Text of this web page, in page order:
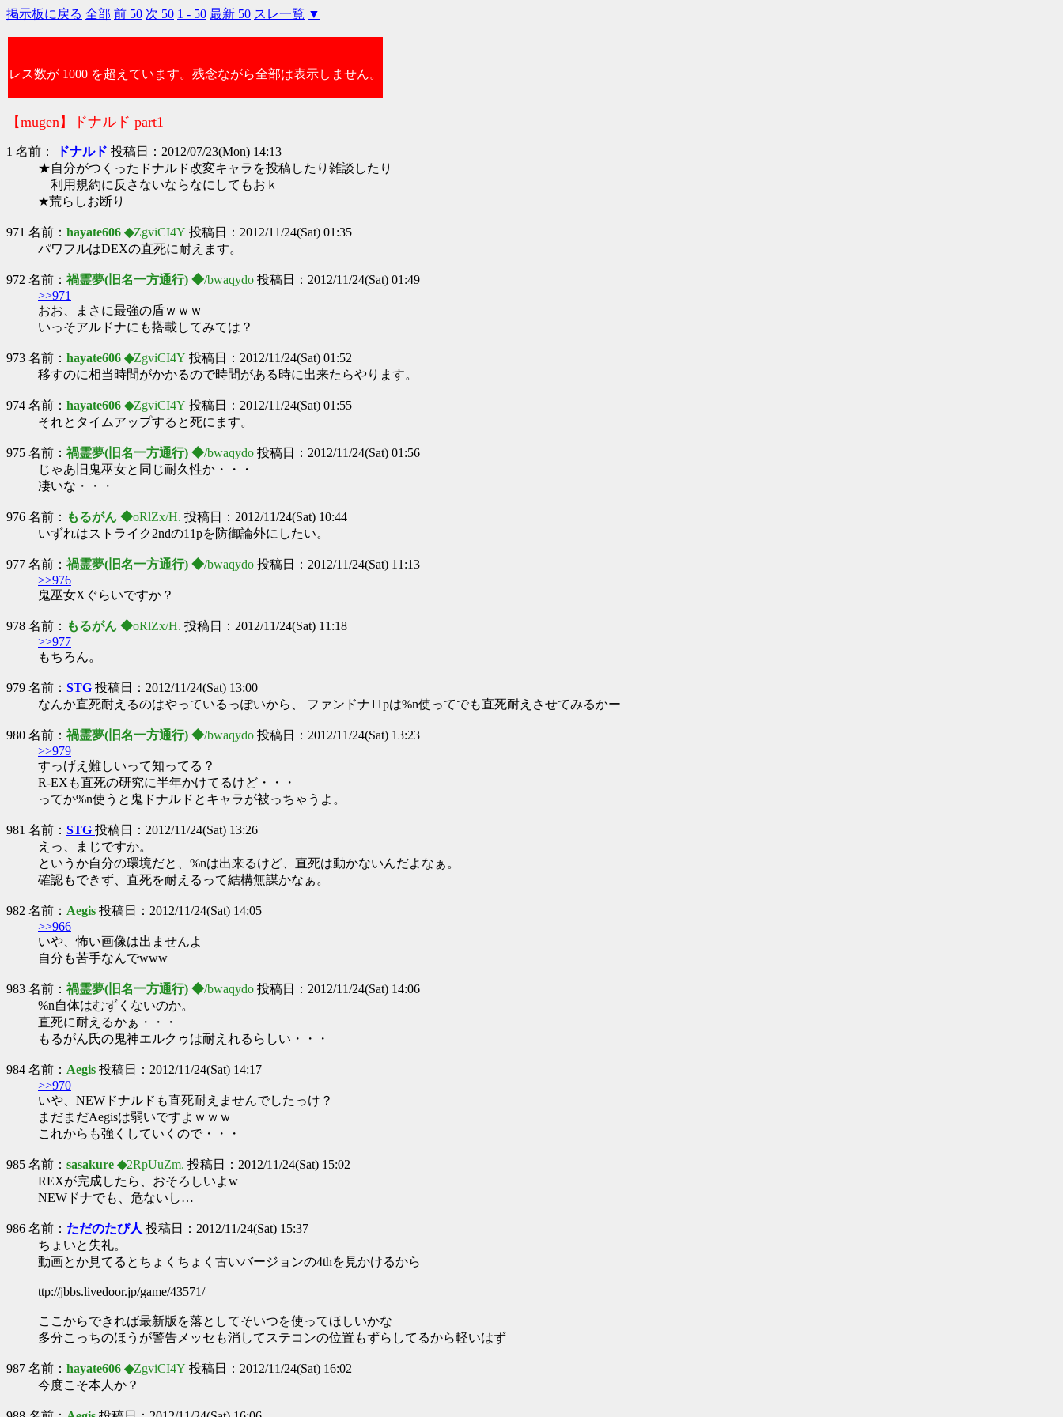
掲示板に戻る 全部 前 50 次 50 1 - 50 最新 50 スレ一覧 ▼
レス数が 1000 を超えています。残念ながら全部は表示しません。
【mugen】ドナルド part1
1 名前： ドナルド 投稿日：2012/07/23(Mon) 14:13
★自分がつくったドナルド改変キャラを投稿したり雑談したり
利用規約に反さないならなにしてもおｋ
★荒らしお断り
971 名前： hayate606 ◆ZgviCI4Y 投稿日：2012/11/24(Sat) 01:35
パワフルはDEXの直死に耐えます。
972 名前： 禍霊夢(旧名一方通行) ◆/bwaqydo 投稿日：2012/11/24(Sat) 01:49
>>971
おお、まさに最強の盾ｗｗｗ
いっそアルドナにも搭載してみては？
973 名前： hayate606 ◆ZgviCI4Y 投稿日：2012/11/24(Sat) 01:52
移すのに相当時間がかかるので時間がある時に出来たらやります。
974 名前： hayate606 ◆ZgviCI4Y 投稿日：2012/11/24(Sat) 01:55
それとタイムアップすると死にます。
975 名前： 禍霊夢(旧名一方通行) ◆/bwaqydo 投稿日：2012/11/24(Sat) 01:56
じゃあ旧鬼巫女と同じ耐久性か・・・
凄いな・・・
976 名前： もるがん ◆oRlZx/H. 投稿日：2012/11/24(Sat) 10:44
いずれはストライク2ndの11pを防御論外にしたい。
977 名前： 禍霊夢(旧名一方通行) ◆/bwaqydo 投稿日：2012/11/24(Sat) 11:13
>>976
鬼巫女Xぐらいですか？
978 名前： もるがん ◆oRlZx/H. 投稿日：2012/11/24(Sat) 11:18
>>977
もちろん。
979 名前： STG 投稿日：2012/11/24(Sat) 13:00
なんか直死耐えるのはやっているっぽいから、 ファンドナ11pは%n使ってでも直死耐えさせてみるかー
980 名前： 禍霊夢(旧名一方通行) ◆/bwaqydo 投稿日：2012/11/24(Sat) 13:23
>>979
すっげえ難しいって知ってる？
R-EXも直死の研究に半年かけてるけど・・・
ってか%n使うと鬼ドナルドとキャラが被っちゃうよ。
981 名前： STG 投稿日：2012/11/24(Sat) 13:26
えっ、まじですか。
というか自分の環境だと、%nは出来るけど、直死は動かないんだよなぁ。
確認もできず、直死を耐えるって結構無謀かなぁ。
982 名前： Aegis 投稿日：2012/11/24(Sat) 14:05
>>966
いや、怖い画像は出ませんよ
自分も苦手なんでwww
983 名前： 禍霊夢(旧名一方通行) ◆/bwaqydo 投稿日：2012/11/24(Sat) 14:06
%n自体はむずくないのか。
直死に耐えるかぁ・・・
もるがん氏の鬼神エルクゥは耐えれるらしい・・・
984 名前： Aegis 投稿日：2012/11/24(Sat) 14:17
>>970
いや、NEWドナルドも直死耐えませんでしたっけ？
まだまだAegisは弱いですよｗｗｗ
これからも強くしていくので・・・
985 名前： sasakure ◆2RpUuZm. 投稿日：2012/11/24(Sat) 15:02
REXが完成したら、おそろしいよw
NEWドナでも、危ないし…
986 名前： ただのたび人 投稿日：2012/11/24(Sat) 15:37
ちょいと失礼。
動画とか見てるとちょくちょく古いバージョンの4thを見かけるから
ttp://jbbs.livedoor.jp/game/43571/
ここからできれば最新版を落としてそいつを使ってほしいかな
多分こっちのほうが警告メッセも消してステコンの位置もずらしてるから軽いはず
987 名前： hayate606 ◆ZgviCI4Y 投稿日：2012/11/24(Sat) 16:02
今度こそ本人か？